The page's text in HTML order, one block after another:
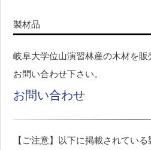
製材品
岐阜大学位山演習林産の木材を
お問い合わせ下さい。
お問い合わせ
【ご注意】以下に掲載されてい